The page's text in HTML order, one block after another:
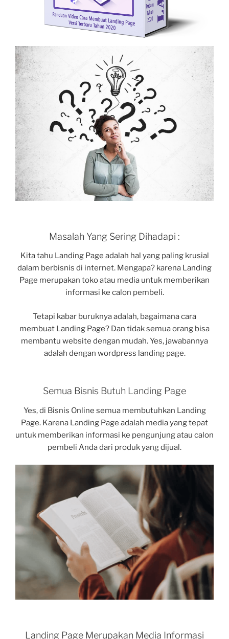
Masalah Yang Sering Dihadapi :
Kita tahu Landing Page adalah hal yang paling krusial
dalam berbisnis di internet. Mengapa? karena Landing
Page merupakan toko atau media untuk memberikan
informasi ke calon pembeli.
Tetapi kabar buruknya adalah, bagaimana cara
membuat Landing Page? Dan tidak semua orang bisa
membantu website dengan mudah. Yes, jawabannya
adalah dengan wordpress landing page.
Semua Bisnis Butuh Landing Page
Yes, di Bisnis Online semua membutuhkan Landing
Page. Karena Landing Page adalah media yang tepat
untuk memberikan informasi ke pengunjung atau calon
pembeli Anda dari produk yang dijual.
Landing Page Merupakan Media Informasi